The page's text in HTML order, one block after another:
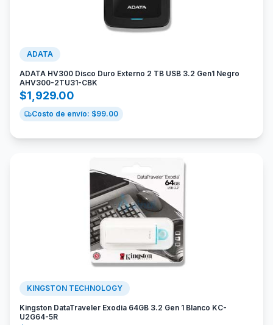
ADATA
ADATA HV300 Disco Duro Externo 2 TB USB 3.2 Gen1 Negro
AHV300-2TU31-CBK
$1,929.00
Costo de envío: $99.00
KINGSTON TECHNOLOGY
Kingston DataTraveler Exodia 64GB 3.2 Gen 1 Blanco KC-
U2G64-5R